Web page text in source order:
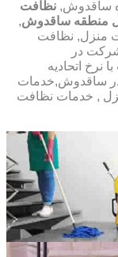
ساقدوش, نظافت
منطقه ساقدوش,
منزل, نظافت
در
اتحادیه
ساقدوش,خدمات
, خدمات نظافت